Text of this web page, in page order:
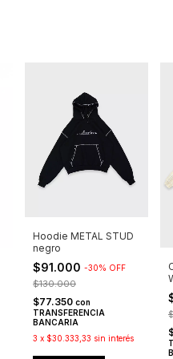
Hoodie METAL STUD
negro
$91.000 -30% OFF
$130.000
$77.350 con
TRANSFERENCIA
BANCARIA
3 x $30.333,33 sin interés